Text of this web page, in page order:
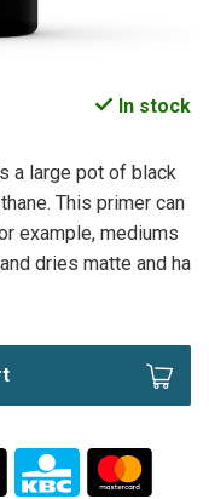
In stock
a large pot of black
This primer can
example, mediums
dries matte and ha